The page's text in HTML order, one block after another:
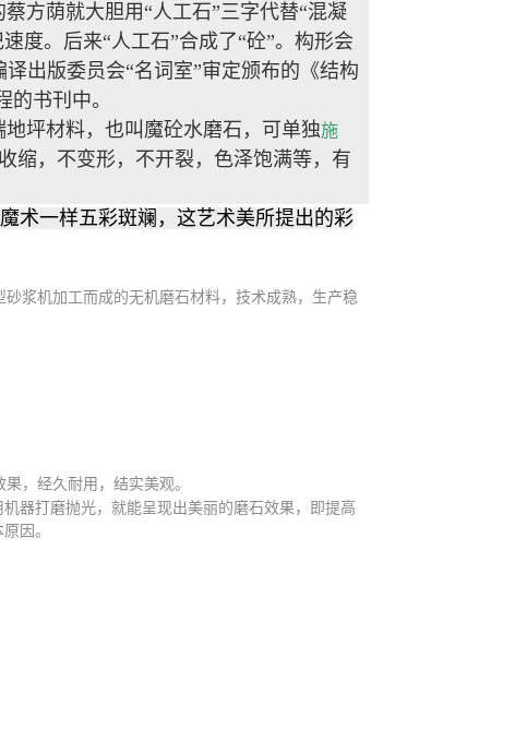
方荫就大胆用“人工石”三字代替“混凝
度。后来“人工石”合成了“砼”。构形会
出版委员会“名词室”审定颁布的《结构
书刊中。
坪材料，也叫魔砼水磨石，可单独施
缩，不变形，不开裂，色泽饱满等，有
术一样五彩斑斓，这艺术美所提出的彩
浆机加工而成的无机磨石材料，技术成熟，生产稳
，经久耐用，结实美观。
器打磨抛光，就能呈现出美丽的磨石效果，即提高
因。